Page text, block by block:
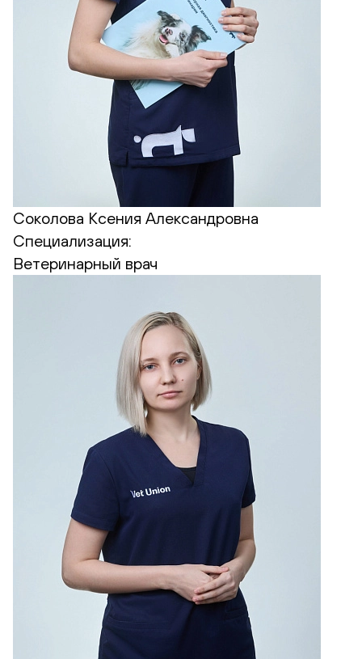
Соколова Ксения Александровна
Специализация:
Ветеринарный врач